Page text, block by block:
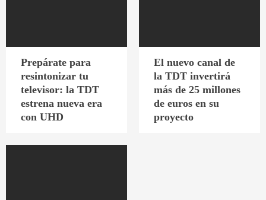
Prepárate para
resintonizar tu
televisor: la TDT
estrena nueva era
con UHD
El nuevo canal de
la TDT invertirá
más de 25 millones
de euros en su
proyecto